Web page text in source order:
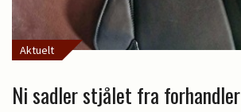
Aktuelt
Ni sadler stjålet fra forhandler